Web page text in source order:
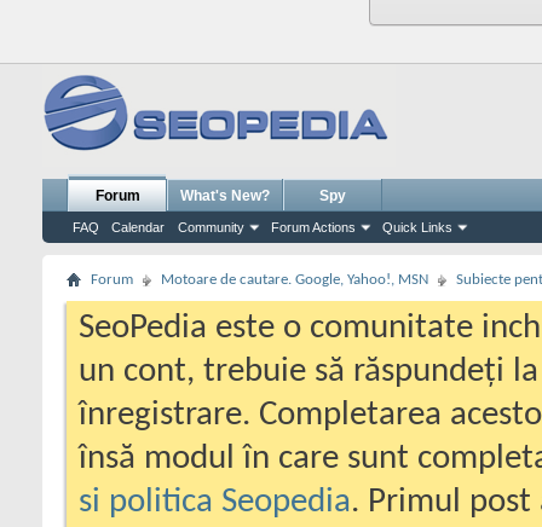
Forum
FAQ Calendar Community Forum Actions Quick Links
What's New? Spy
Forum Motoare de cautare. Google, Yahoo!, MSN Subiecte
SeoPedia este o comunitate
un cont, trebuie să răspundeți
înregistrare. Completarea
însă modul în care sunt
si politica Seopedia. Primul